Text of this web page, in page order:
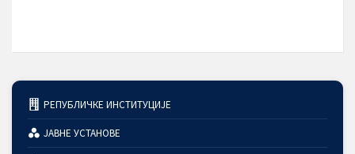
РЕПУБЛИЧКЕ ИНСТИТУЦИЈЕ
ЈАВНЕ УСТАНОВЕ